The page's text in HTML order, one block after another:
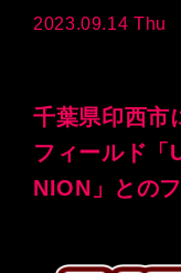
2023.09.14 Thu
千葉県印西市
フィールド「
NION 」との